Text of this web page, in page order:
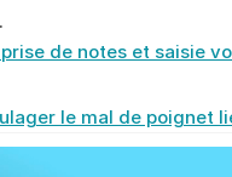
de notes et saisie
le mal de poignet